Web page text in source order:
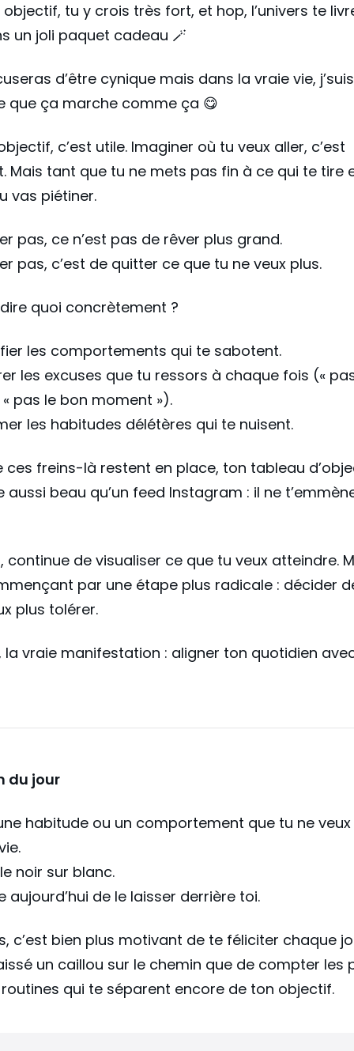
tu y crois très fort, et hop, l’univers te
un joli paquet cadeau 🪄
d’être cynique mais dans la vraie vie,
que ça marche comme ça 😋
c’est utile. Imaginer où tu veux aller, c’est
Mais tant que tu ne mets pas fin à ce qui te tire
vas piétiner.
pas, ce n’est pas de rêver plus grand.
pas, c’est de quitter ce que tu ne veux plus.
quoi concrètement ?
les comportements qui te sabotent.
les excuses que tu ressors à chaque fois («
pas le bon moment »).
les habitudes délétères qui te nuisent.
ces freins-là restent en place, ton tableau
aussi beau qu’un feed Instagram : il ne
continue de visualiser ce que tu veux atteindre.
par une étape plus radicale : décider
plus tolérer.
la vraie manifestation : aligner ton quotidien
du jour
habitude ou un comportement que tu ne
noir sur blanc.
aujourd’hui de le laisser derrière toi.
c’est bien plus motivant de te féliciter chaque
un caillou sur le chemin que de compter les
routines qui te séparent encore de ton objectif.